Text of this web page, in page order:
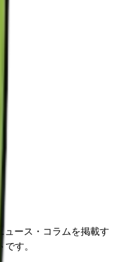
ュース・コラムを掲載す
す。